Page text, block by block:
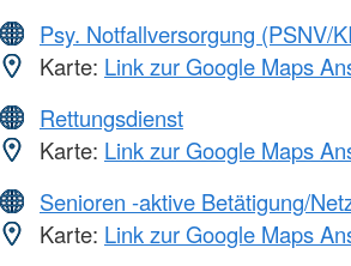
Psy. Notfallversorgung (PSNV/
Karte: Link zur Google Maps
Rettungsdienst
Karte: Link zur Google Maps
Senioren -aktive Betätigung/
Karte: Link zur Google Maps